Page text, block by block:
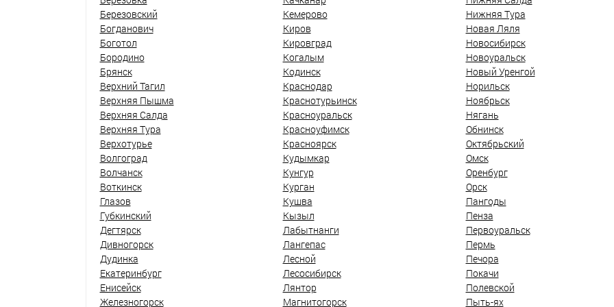
Березовский
Богданович
Боготол
Бородино
Брянск
Верхний Тагил
Верхняя Пышма
Верхняя Салда
Верхняя Тура
Верхотурье
Волгоград
Волчанск
Воткинск
Глазов
Губкинский
Дегтярск
Дивногорск
Дудинка
Екатеринбург
Енисейск
Железногорск
Кемерово
Киров
Кировград
Когалым
Кодинск
Краснодар
Краснотурьинск
Красноуральск
Красноуфимск
Красноярск
Кудымкар
Кунгур
Курган
Кушва
Кызыл
Лабытнанги
Лангепас
Лесной
Лесосибирск
Лянтор
Магнитогорск
Нижняя Тура
Новая Ляля
Новосибирск
Новоуральск
Новый Уренгой
Норильск
Ноябрьск
Нягань
Обнинск
Октябрьский
Омск
Оренбург
Орск
Пангоды
Пенза
Первоуральск
Пермь
Печора
Покачи
Полевской
Пыть-ях